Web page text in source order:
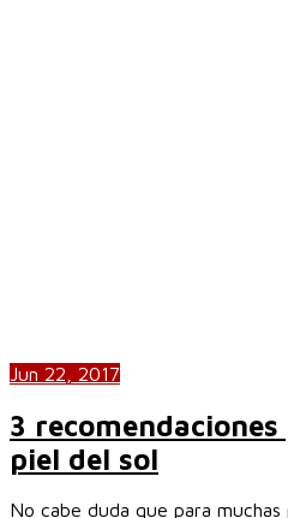
Jun 22, 2017
3
piel del sol
No cabe duda que para